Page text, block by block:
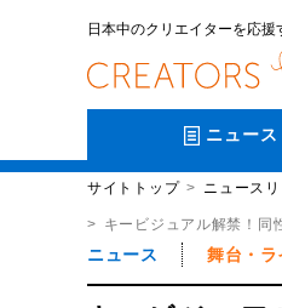
日本中のクリエイターを応援
ニュース
サイトトップ ニュース
キービジュアル解禁！
ニュース 舞台・ラ